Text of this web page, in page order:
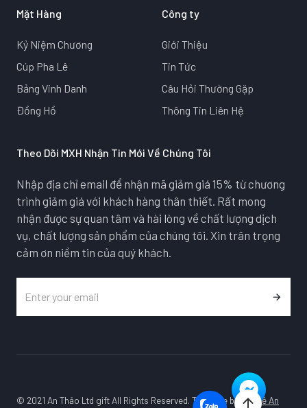
Mặt Hàng
Kỷ Niệm Chương
Cúp Pha Lê
Bảng Vinh Danh
Đồng Hồ
Công ty
Giới Thiệu
Tin Tức
Câu Hỏi Thường Gặp
Thông Tin Liên Hệ
Theo Dõi MXH Nhận Tin Mới Về Chúng Tôi
Nhập địa chỉ email để nhận mã giảm giá 15% từ chương
trình giảm giá với khách hàng thân thiết. Rất mong
nhận được sự quan tâm và hài lòng về chất lượng dịch
vụ, chất lượng sản phẩm của chúng tôi. Xin trân trọng
cảm ơn niềm tin của quý khách.
© 2021 An Thảo Ltd gift All Rights Reserved. Template by Pha Lê An